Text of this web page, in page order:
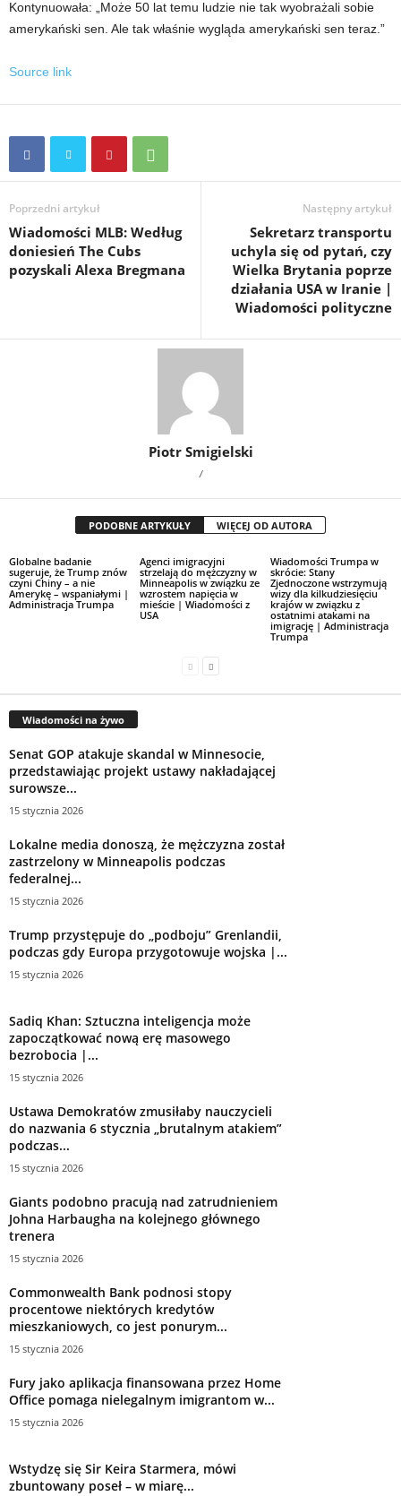
Kontynuowała: „Może 50 lat temu ludzie nie tak wyobrażali sobie
amerykański sen. Ale tak właśnie wygląda amerykański sen teraz.”
Source link
Poprzedni artykuł
Wiadomości MLB: Według
doniesień The Cubs
pozyskali Alexa Bregmana
Następny artykuł
Sekretarz transportu
uchyla się od pytań, czy
Wielka Brytania poprze
działania USA w Iranie |
Wiadomości polityczne
Piotr Smigielski
/
PODOBNE ARTYKUŁY WIĘCEJ OD AUTORA
Globalne badanie
sugeruje, że Trump znów
czyni Chiny – a nie
Amerykę – wspaniałymi |
Administracja Trumpa
Agenci imigracyjni
strzelają do mężczyzny w
Minneapolis w związku ze
wzrostem napięcia w
mieście | Wiadomości z
USA
Wiadomości Trumpa w
skrócie: Stany
Zjednoczone wstrzymują
wizy dla kilkudziesięciu
krajów w związku z
ostatnimi atakami na
imigrację | Administracja
Trumpa
Wiadomości na żywo
Senat GOP atakuje skandal w Minnesocie,
przedstawiając projekt ustawy nakładającej
surowsze...
15 stycznia 2026
Lokalne media donoszą, że mężczyzna został
zastrzelony w Minneapolis podczas
federalnej...
15 stycznia 2026
Trump przystępuje do „podboju” Grenlandii,
podczas gdy Europa przygotowuje wojska |...
15 stycznia 2026
Sadiq Khan: Sztuczna inteligencja może
zapoczątkować nową erę masowego
bezrobocia |...
15 stycznia 2026
Ustawa Demokratów zmusiłaby nauczycieli
do nazwania 6 stycznia „brutalnym atakiem”
podczas...
15 stycznia 2026
Giants podobno pracują nad zatrudnieniem
Johna Harbaugha na kolejnego głównego
trenera
15 stycznia 2026
Commonwealth Bank podnosi stopy
procentowe niektórych kredytów
mieszkaniowych, co jest ponurym...
15 stycznia 2026
Fury jako aplikacja finansowana przez Home
Office pomaga nielegalnym imigrantom w...
15 stycznia 2026
Wstydzę się Sir Keira Starmera, mówi
zbuntowany poseł – w miarę...